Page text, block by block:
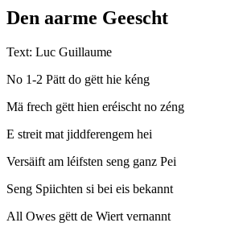
Den aarme Geescht
Text: Luc Guillaume
No 1-2 Pätt do gëtt hie kéng
Mä frech gëtt hien eréischt no zéng
E streit mat jiddferengem hei
Versäift am léifsten seng ganz Pei
Seng Spiichten si bei eis bekannt
All Owes gëtt de Wiert vernannt